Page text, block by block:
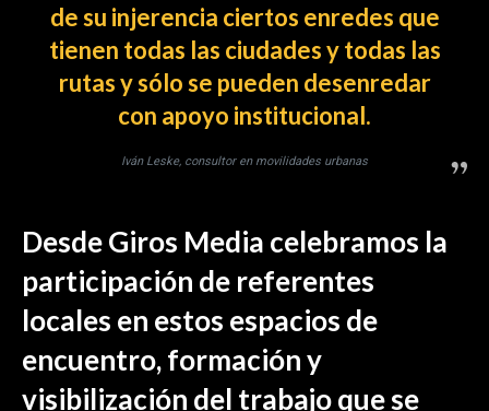
de su injerencia ciertos enredes que
tienen todas las ciudades y todas las
rutas y sólo se pueden desenredar
con apoyo institucional.
Iván Leske, consultor en movilidades urbanas
Desde Giros Media celebramos la
participación de referentes
locales en estos espacios de
encuentro, formación y
visibilización del trabajo que se